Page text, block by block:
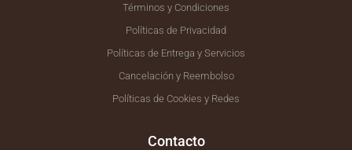
Términos y Condiciones
Políticas de Privacidad
Políticas de Entrega y Servicios
Cancelación y Reembolso
Políticas de Cookies y Redes
Contacto